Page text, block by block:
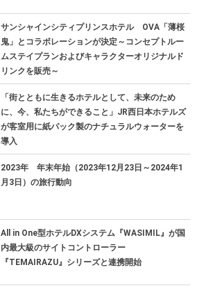
サンシャインシティプリンスホテル OVA「薄桜
鬼」とコラボレーションが決定～コンセプトルー
ムステイプランおよびキャラクターオリジナルド
リンクを販売～
「街とともに生きるホテルとして、未来のため
に、今、私たちができること」JR西日本ホテルズ
が客室用に紙パック製のナチュラルウォーターを
導入
2023年 年末年始（2023年12月23日～2024年1
月3日）の旅行動向
All in One型ホテルDXシステム『WASIMIL』が国
内最大級のサイトコントローラー
『TEMAIRAZU』シリーズと連携開始